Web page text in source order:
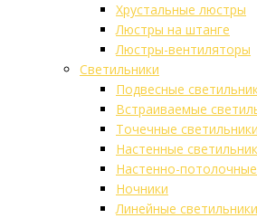
Хрустальные люстры
Люстры на штанге
Люстры-вентиляторы
Светильники
Подвесные
Встраиваемые
Точечные светильники
Настенные
Настенно-
Ночники
Линейные светильники